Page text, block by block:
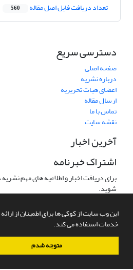
این وب سایت از کوکی ها برای اطمینان از
خدمات استفاده می کند.
متوجه شدم
تعداد دریافت فایل اصل مقاله 560
دسترسی سریع
صفحه اصلی
درباره نشریه
اعضای هیات تحریریه
ارسال مقاله
تماس با ما
نقشه سایت
آخرین اخبار
اشتراک خبرنامه
برای دریافت اخبار و اطلاعیه های مهم
شوید.
سامانه مدیریت نشریات علمی.طراحی و